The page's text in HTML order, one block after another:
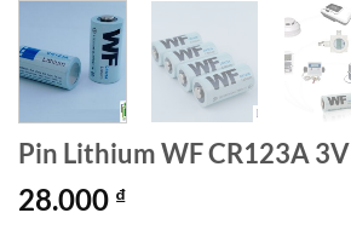
Pin Lithium WF CR123A 3V
28.000 ₫